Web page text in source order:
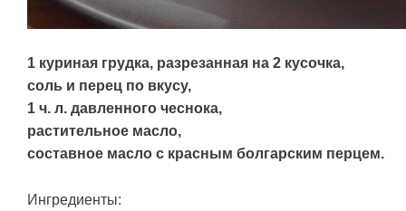
1 куриная грудка, разрезанная на 2 кусочка,
соль и перец по вкусу,
1 ч. л. давленного чеснока,
растительное масло,
составное масло с красным болгарским перцем.
Ингредиенты: